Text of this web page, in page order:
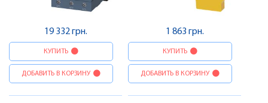
19 332 грн.
КУПИТЬ
ДОБАВИТЬ В КОРЗИНУ
1 863 грн.
КУПИТЬ
ДОБАВИТЬ В КОРЗИНУ